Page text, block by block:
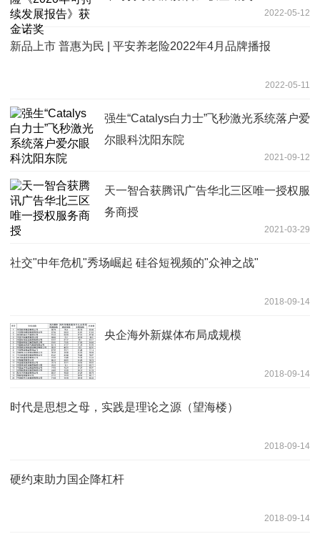
2022-05-12
新品上市 普惠为民 | 平安养老险2022年4月品牌播报
2022-05-11
强生“Catalys白力士”飞秒激光系统落户爱
尔眼科沈阳东院
2021-09-12
天一智合获腾讯广告华北三区唯一授权服
务商授
2021-03-29
社交"中年危机"秀场崛起 硅谷短视频的"众神之战"
2018-09-14
央企海外新媒体布局成规模
2018-09-14
时代是思想之母，实践是理论之源（望海楼）
2018-09-14
硬约束助力国企降杠杆
2018-09-14